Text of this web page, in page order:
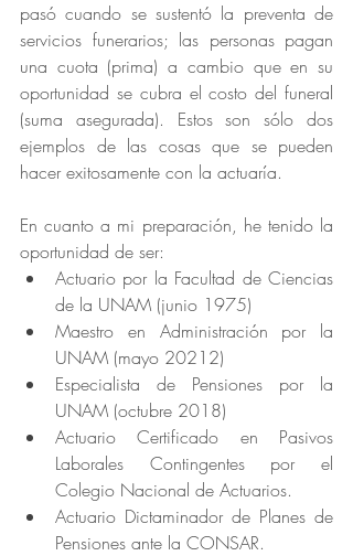
pasó cuando se sustentó la preventa de
servicios funerarios; las personas pagan
una cuota (prima) a cambio que en su
oportunidad se cubra el costo del funeral
(suma asegurada). Estos son sólo dos
ejemplos de las cosas que se pueden
hacer exitosamente con la actuaría.
En cuanto a mi preparación, he tenido la
oportunidad de ser:
Actuario por la Facultad de Ciencias
de la UNAM (junio 1975)
Maestro en Administración por la
UNAM (mayo 20212)
Especialista de Pensiones por la
UNAM (octubre 2018)
Actuario Certificado en Pasivos
Laborales Contingentes por el
Colegio Nacional de Actuarios.
Actuario Dictaminador de Planes de
Pensiones ante la CONSAR.